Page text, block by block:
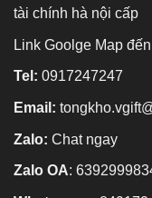
tài chính hà nội cấp
Link Goolge Map
Tel: 0917247247
Email:
Zalo: Chat ngay
Zalo OA: